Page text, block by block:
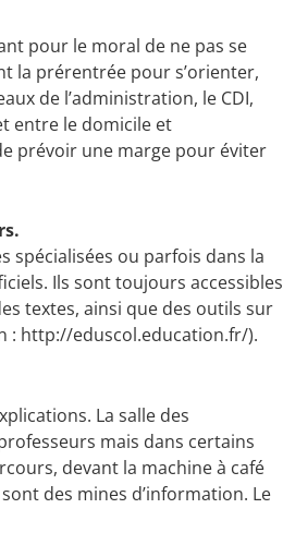
pour le moral de ne pas se
la prérentrée pour s’orienter,
de l’administration, le CDI,
entre le domicile et
prévoir une marge pour éviter
spécialisées ou parfois dans la
Ils sont toujours accessibles
textes, ainsi que des outils sur
: http://eduscol.education.fr/).
La salle des
mais dans certains
devant la machine à café
des mines d’information. Le